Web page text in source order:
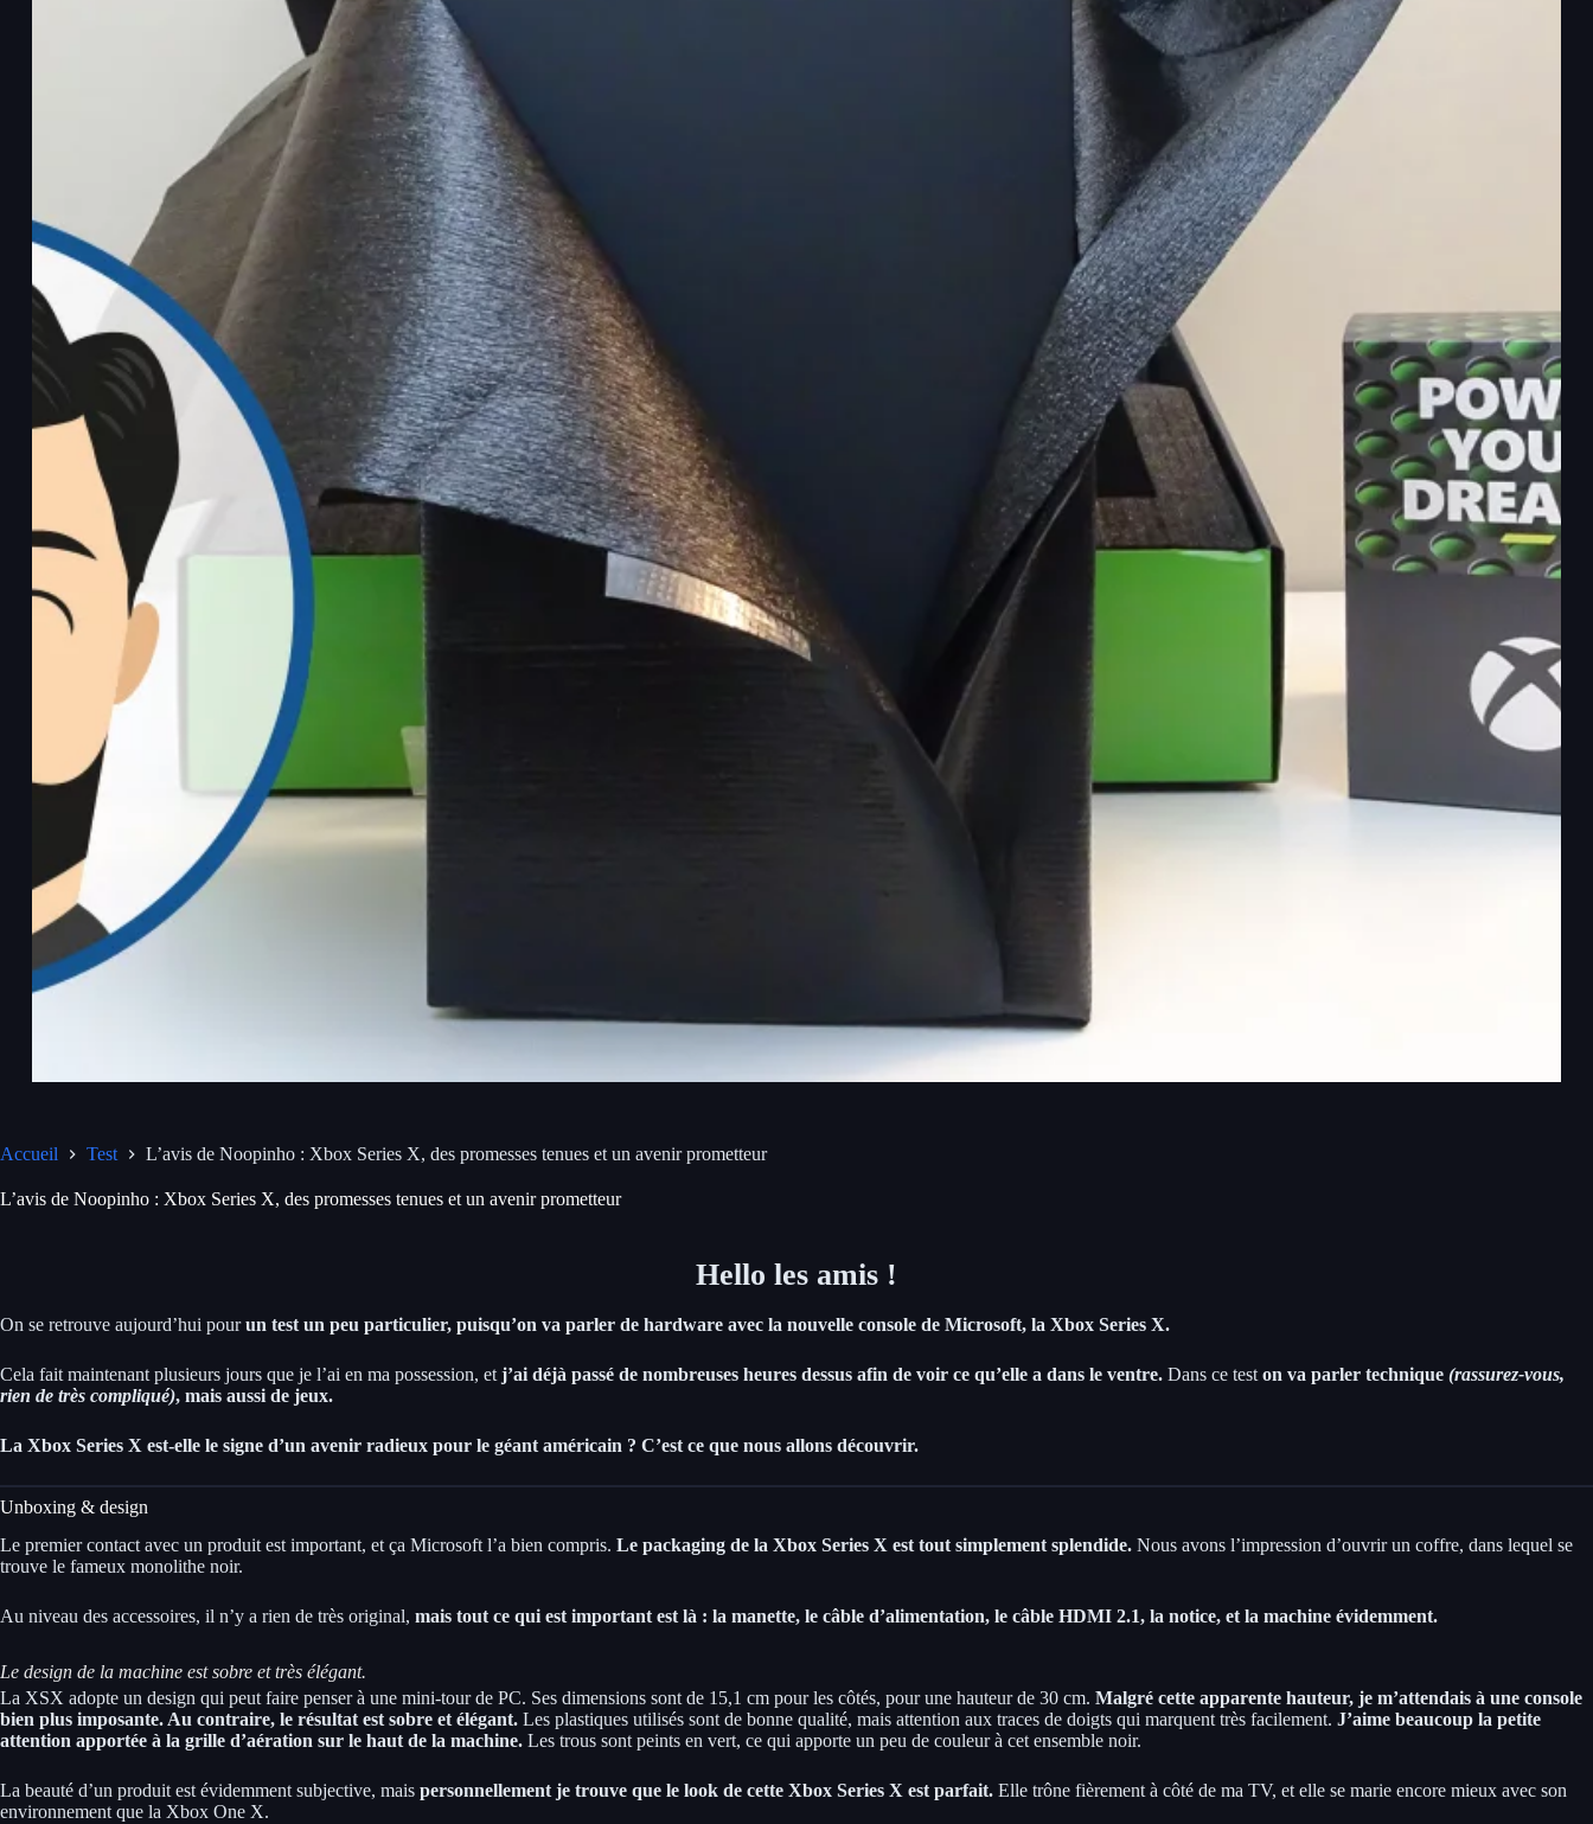
Accueil Test L’avis de Noopinho : Xbox Series X, des promesses tenues et un avenir prometteur
L’avis de Noopinho : Xbox Series X, des promesses tenues et un avenir prometteur
Hello les amis !
On se retrouve aujourd’hui pourun test un peu particulier, puisqu’on va parler de hardware avec la nouvelle console de Microsoft, la Xbox Series X.
Cela fait maintenant plusieurs jours que je l’ai en ma possession, et j’ai déjà passé de nombreuses heures dessus afin de voir ce qu’elle a dans le ventre. Dans ce test on va parler technique (rassurez-vous,
rien de très compliqué), mais aussi de jeux.
La Xbox Series X est-elle le signe d’un avenir radieux pour le géant américain ? C’est ce que nous allons découvrir.
Unboxing & design
Le premier contact avec un produit est important, et ça Microsoft l’a bien compris. Le packaging de la Xbox Series X est tout simplement splendide. Nous avons l’impression d’ouvrir un coffre, dans lequel se
trouve le fameux monolithe noir.
Au niveau des accessoires, il n’y a rien de très original, mais tout ce qui est important est là : la manette, le câble d’alimentation, le câble HDMI 2.1, la notice, et la machine évidemment.
Le design de la machine est sobre et très élégant.
La XSX adopte un design qui peut faire penser à une mini-tour de PC. Ses dimensions sont de 15,1 cm pour les côtés, pour une hauteur de 30 cm. Malgré cette apparente hauteur, je m’attendais à une console
bien plus imposante. Au contraire, le résultat est sobre et élégant. Les plastiques utilisés sont de bonne qualité, mais attention aux traces de doigts qui marquent très facilement. J’aime beaucoup la petite
attention apportée à la grille d’aération sur le haut de la machine. Les trous sont peints en vert, ce qui apporte un peu de couleur à cet ensemble noir.
La beauté d’un produit est évidemment subjective, mais personnellement je trouve que le look de cette Xbox Series X est parfait. Elle trône fièrement à côté de ma TV, et elle se marie encore mieux avec son
environnement que la Xbox One X.